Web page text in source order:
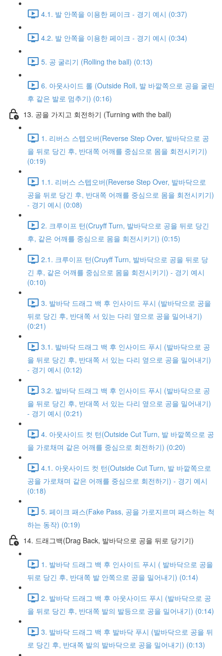
4.1. 발 안쪽을 이용한 페이크 - 경기 예시 (0:37)
4.2. 발 안쪽을 이용한 페이크 - 경기 예시 (0:34)
5. 공 굴리기 (Rolling the ball) (0:13)
6. 아웃사이드 롤 (Outside Roll, 발 바깥쪽으로 공을 굴린
후 같은 발로 멈추기) (0:16)
13. 공을 가지고 회전하기 (Turning with the ball)
1. 리버스 스텝오버(Reverse Step Over, 발바닥으로 공
을 뒤로 당긴 후, 반대쪽 어깨를 중심으로 몸을 회전시키기)
(0:19)
1.1. 리버스 스텝오버(Reverse Step Over, 발바닥으로
공을 뒤로 당긴 후, 반대쪽 어깨를 중심으로 몸을 회전시키기)
- 경기 예시 (0:08)
2. 크루이프 턴(Cruyff Turn, 발바닥으로 공을 뒤로 당긴
후, 같은 어깨를 중심으로 몸을 회전시키기) (0:15)
2.1. 크루이프 턴(Cruyff Turn, 발바닥으로 공을 뒤로 당
긴 후, 같은 어깨를 중심으로 몸을 회전시키기) - 경기 예시
(0:10)
3. 발바닥 드래그 백 후 인사이드 푸시 (발바닥으로 공을
뒤로 당긴 후, 반대쪽 서 있는 다리 옆으로 공을 밀어내기)
(0:21)
3.1. 발바닥 드래그 백 후 인사이드 푸시 (발바닥으로 공
을 뒤로 당긴 후, 반대쪽 서 있는 다리 옆으로 공을 밀어내기)
- 경기 예시 (0:12)
3.2. 발바닥 드래그 백 후 인사이드 푸시 (발바닥으로 공
을 뒤로 당긴 후, 반대쪽 서 있는 다리 옆으로 공을 밀어내기)
- 경기 예시 (0:21)
4. 아웃사이드 컷 턴(Outside Cut Turn, 발 바깥쪽으로 공
을 가로채며 같은 어깨를 중심으로 회전하기) (0:20)
4.1. 아웃사이드 컷 턴(Outside Cut Turn, 발 바깥쪽으로
공을 가로채며 같은 어깨를 중심으로 회전하기) - 경기 예시
(0:18)
5. 페이크 패스(Fake Pass, 공을 가로지르며 패스하는 척
하는 동작) (0:19)
14. 드래그백(Drag Back, 발바닥으로 공을 뒤로 당기기)
1. 발바닥 드래그 백 후 인사이드 푸시 ( 발바닥으로 공을
뒤로 당긴 후, 반대쪽 발 안쪽으로 공을 밀어내기) (0:14)
2. 발바닥 드래그 백 후 아웃사이드 푸시 (발바닥으로 공
을 뒤로 당긴 후, 반대쪽 발의 발등으로 공을 밀어내기) (0:14)
3. 발바닥 드래그 백 후 발바닥 푸시 (발바닥으로 공을 뒤
로 당긴 후, 반대쪽 발의 발바닥으로 공을 밀어내기) (0:13)